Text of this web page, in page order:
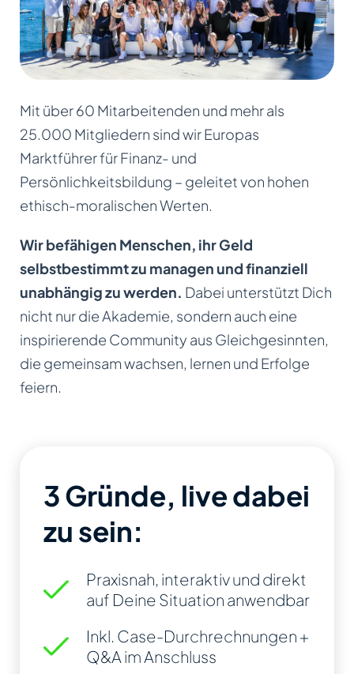
Mit über 60 Mitarbeitenden und mehr als
25.000 Mitgliedern sind wir Europas
Marktführer für Finanz- und
Persönlichkeitsbildung – geleitet von hohen
ethisch-moralischen Werten.
Wir befähigen Menschen, ihr Geld
selbstbestimmt zu managen und finanziell
unabhängig zu werden. Dabei unterstützt Dich
nicht nur die Akademie, sondern auch eine
inspirierende Community aus Gleichgesinnten,
die gemeinsam wachsen, lernen und Erfolge
feiern.
3 Gründe, live dabei
zu sein:
Praxisnah, interaktiv und direkt
auf Deine Situation anwendbar
Inkl. Case-Durchrechnungen +
Q&A im Anschluss